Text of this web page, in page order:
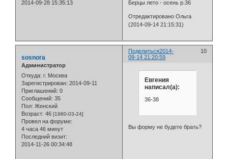
2014-09-28 15:35:13 Берцы лето - осень р.36
Отредактировано Ольга
(2014-09-14 21:15:31)
Поделиться 10
2014-
09-14 21:20:59
sosnora
Администратор
Откуда: г. Москва
Зарегистрирован: 2014-09-11
Приглашений: 0
Сообщений: 35
Пол: Женский
Возраст: 46 [1980-03-24]
Провел на форуме:
4 часа 46 минут
Последний визит:
2014-11-26 00:34:48
Евгения
написал(а):
36-38
Вы форму не будете брать?